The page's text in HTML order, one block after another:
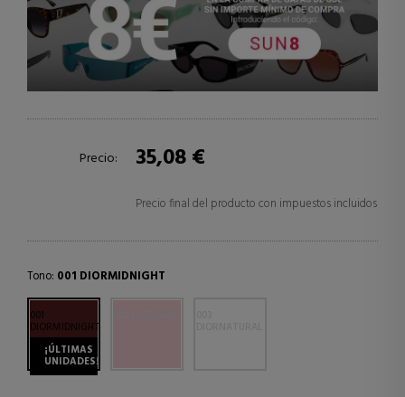
Precio: 35,08 €
Precio final del producto con impuestos incluidos
Tono: 001 DIORMIDNIGHT
001
DIORMIDNIGHT
¡ÚLTIMAS
UNIDADES!